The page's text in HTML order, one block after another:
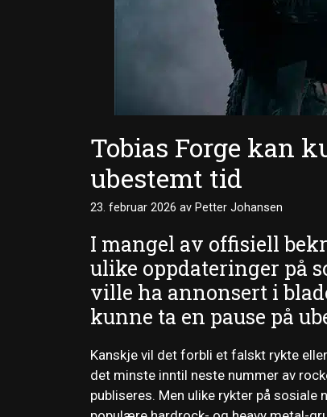
Tobias Forge kan
ubestemt tid
23. februar 2026 av Petter Johansen
I mangel av offisiell
ulike oppdateringer på
ville ha annonsert i
kunne ta en pause på
Kanskje vil det forbli et falskt rykte
det minste inntil neste nummer av
publiseres. Men ulike rykter på